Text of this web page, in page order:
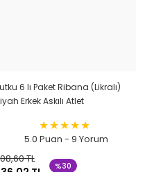
6 lı Paket Ribana (Likralı)
Erkek Askılı Atlet
5.0 Puan - 9 Yorum
TL
%30